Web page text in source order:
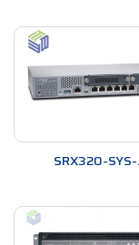
SRX320-SYS-